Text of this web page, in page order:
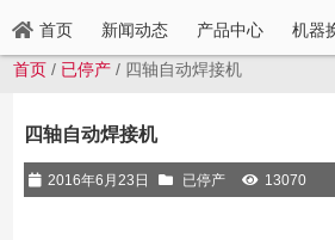
首页 新闻动态 产品中心 机器
首页 / 已停产 / 四轴自动焊接机
四轴自动焊接机
2016年6月23日 已停产 13070